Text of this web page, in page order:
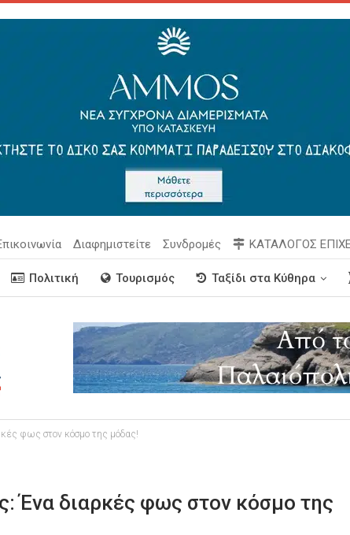
Διαφημιστείτε Συνδρομές ΚΑΤΑΛΟΓΟΣ
Πολιτική Τουρισμός Ταξίδι στα Κύθηρα
φως στον κόσμο της μόδας!
Ένα διαρκές φως στον κόσμο της